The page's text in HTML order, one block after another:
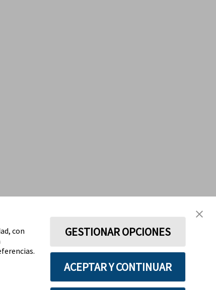
con
GESTIONAR OPCIONES
ACEPTAR Y CONTINUAR